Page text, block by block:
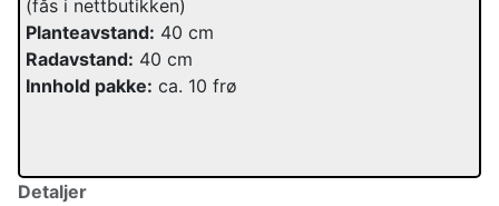
(fås i nettbutikken)
Planteavstand: 40 cm
Radavstand: 40 cm
Innhold pakke: ca. 10 frø
Detaljer